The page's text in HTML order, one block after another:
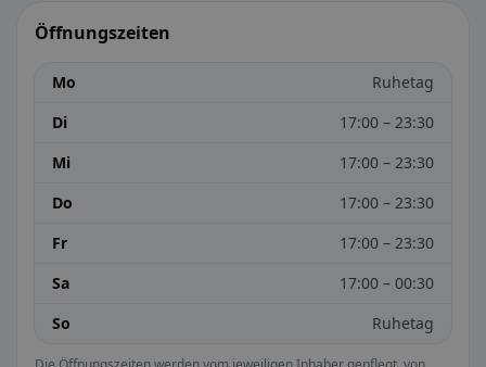
Öffnungszeiten
Mo
Ruhetag
Di
17:00 – 23:30
Mi
17:00 – 23:30
Do
17:00 – 23:30
Fr
17:00 – 23:30
Sa
17:00 – 00:30
So
Ruhetag